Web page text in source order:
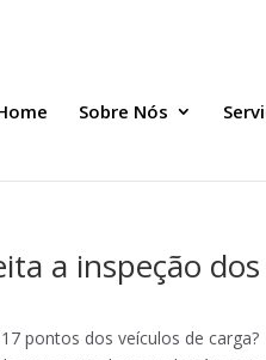
Sobre Nós
a inspeção
pontos dos veículos de